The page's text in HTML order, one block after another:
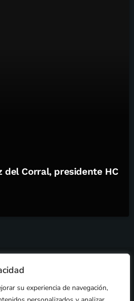
su experiencia de navegación,
del Corral, presidente HC
DEZASETE MEDIA SL